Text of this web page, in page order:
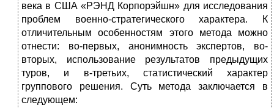
века в США «РЭНД Корпорэйшн» для исследования
проблем военно-стратегического характера. К
отличительным особенностям этого метода можно
отнести: во-первых, анонимность экспертов, во-
вторых, использование результатов предыдущих
туров, и в-третьих, статистический характер
группового решения. Суть метода заключается в
следующем: